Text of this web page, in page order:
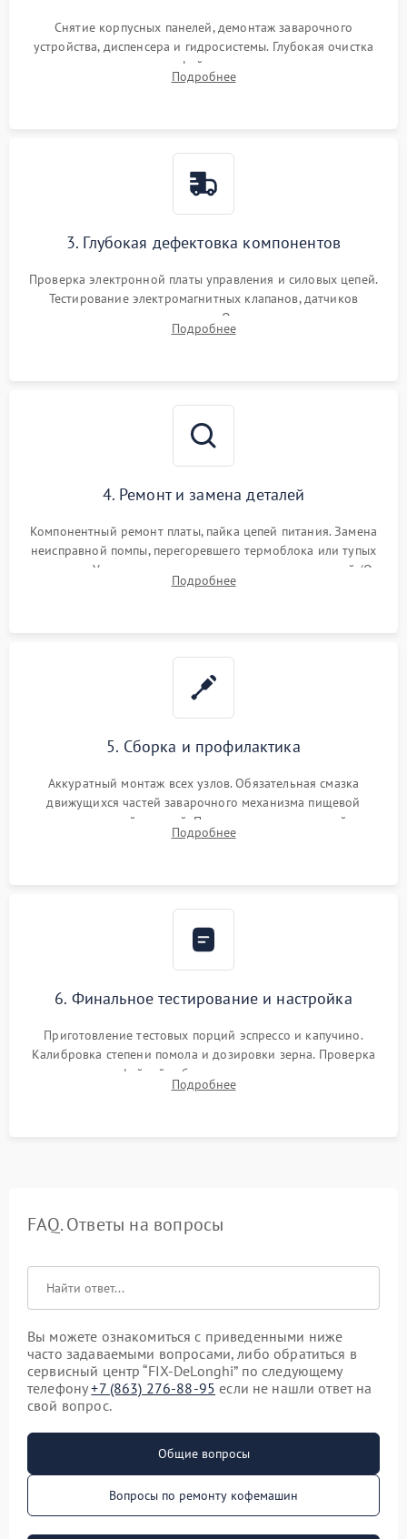
Снятие корпусных панелей, демонтаж заварочного
устройства, диспенсера и гидросистемы. Глубокая очистка
внутренних узлов от кофейных масел, жмыха и накипи.
Промывка дренажных каналов и фильтров с использованием
Подробнее
3. Глубокая дефектовка компонентов
Проверка электронной платы управления и силовых цепей.
Тестирование электромагнитных клапанов, датчиков
температуры и расходомера. Оценка степени износа
жерновов кофемолки, уплотнительных колец гидросистемы
Подробнее
4. Ремонт и замена деталей
Компонентный ремонт платы, пайка цепей питания. Замена
неисправной помпы, перегоревшего термоблока или тупых
жерновов. Установка новых силиконовых уплотнителей (O-
ring) и тефлоновых трубок для надежного устранения
Подробнее
5. Сборка и профилактика
Аккуратный монтаж всех узлов. Обязательная смазка
движущихся частей заварочного механизма пищевой
силиконовой смазкой. Проведение программной
декальцинации и очистки системы от кофейных масел.
Подробнее
6. Финальное тестирование и настройка
Приготовление тестовых порций эспрессо и капучино.
Калибровка степени помола и дозировки зерна. Проверка
плотности кофейной таблетки, температуры напитка и
качества молочной пены. Контроль отсутствия посторонних
Подробнее
FAQ. Ответы на вопросы
Вы можете ознакомиться с приведенными ниже
часто задаваемыми вопросами, либо обратиться в
сервисный центр “FIX-DeLonghi” по следующему
телефону+7 (863) 276-88-95 если не нашли ответ на
свой вопрос.
Общие вопросы
Вопросы по ремонту кофемашин